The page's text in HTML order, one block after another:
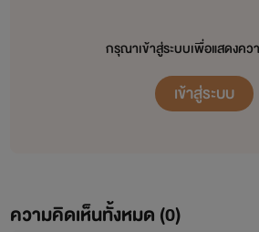
กรุณาเข้าสู่ระบบเพื่อแสดงคว
เข้าสู่ระบบ
ความคิดเห็นทั้งหมด (0)